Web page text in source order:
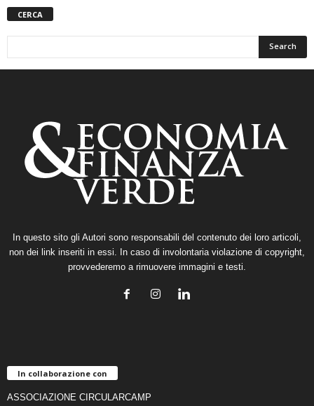
CERCA
In questo sito gli Autori sono responsabili del contenuto dei loro articoli,
non dei link inseriti in essi. In caso di involontaria violazione di copyright,
provvederemo a rimuovere immagini e testi.
In collaborazione con
ASSOCIAZIONE CIRCULARCAMP